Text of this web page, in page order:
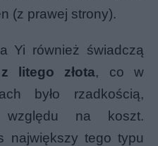
(z prawej strony).
Yi również świadczą
litego złota, co w
było rzadkością,
względu na koszt.
największy tego typu